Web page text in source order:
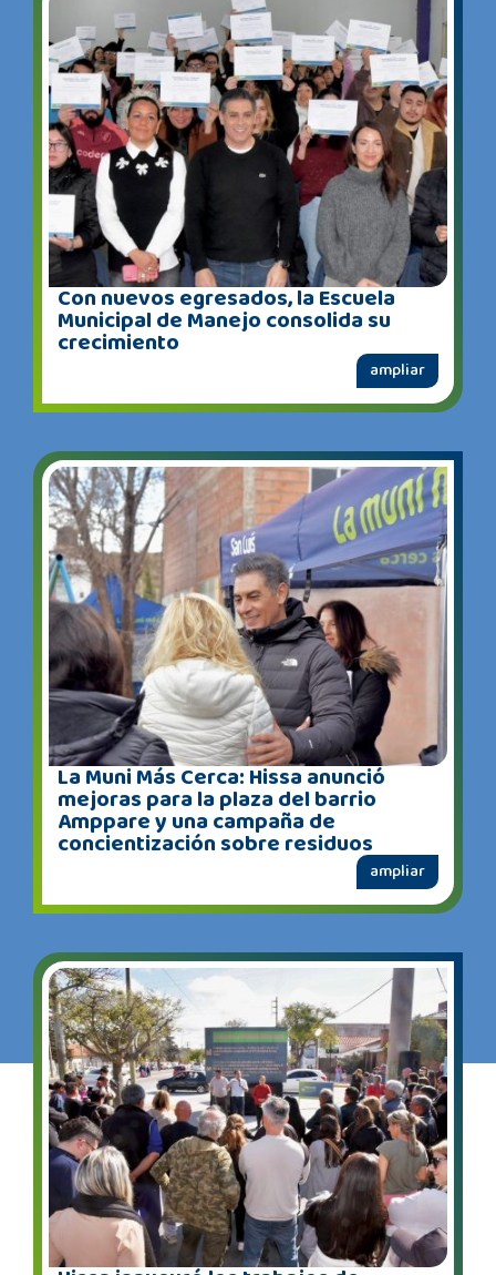
Con nuevos egresados, la Escuela
Municipal de Manejo consolida su
crecimiento
ampliar
La Muni Más Cerca: Hissa anunció
mejoras para la plaza del barrio
Amppare y una campaña de
concientización sobre residuos
ampliar